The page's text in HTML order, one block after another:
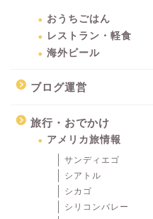
おうちごはん
レストラン・軽食
海外ビール
ブログ運営
旅行・おでかけ
アメリカ旅情報
サンディエゴ
シアトル
シカゴ
シリコンバレー